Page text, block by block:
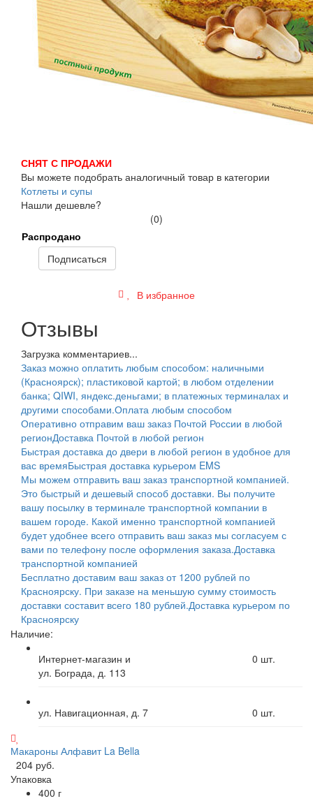
СНЯТ С ПРОДАЖИ
Вы можете подобрать аналогичный товар в категории
Котлеты и супы
Нашли дешевле?
(0)
Распродано
Подписаться
В избранное
Отзывы
Загрузка комментариев...
Заказ можно оплатить любым способом: наличными
(Красноярск); пластиковой картой; в любом отделении
банка; QIWI, яндекс.деньгами; в платежных терминалах и
другими способами.Оплата любым способом
Оперативно отправим ваш заказ Почтой России в любой
регионДоставка Почтой в любой регион
Быстрая доставка до двери в любой регион в удобное для
вас времяБыстрая доставка курьером EMS
Мы можем отправить ваш заказ транспортной компанией.
Это быстрый и дешевый способ доставки. Вы получите
вашу посылку в терминале транспортной компании в
вашем городе. Какой именно транспортной компанией
будет удобнее всего отправить ваш заказ мы согласуем с
вами по телефону после оформления заказа.Доставка
транспортной компанией
Бесплатно доставим ваш заказ от 1200 рублей по
Красноярску. При заказе на меньшую сумму стоимость
доставки составит всего 180 рублей.Доставка курьером по
Красноярску
Наличие:
Интернет-магазин и
ул. Бограда, д. 113
0 шт.
ул. Навигационная, д. 7 0 шт.
Макароны Алфавит La Bella
204 руб.
Упаковка
400 г